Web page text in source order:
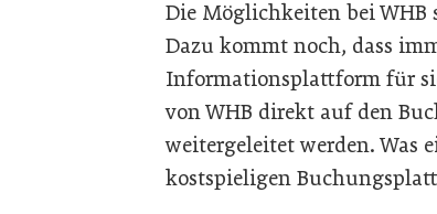
Die Möglichkeiten bei
Dazu kommt noch, dass
Informationsplattform für
von WHB direkt auf den
weitergeleitet werden. Was
kostspieligen